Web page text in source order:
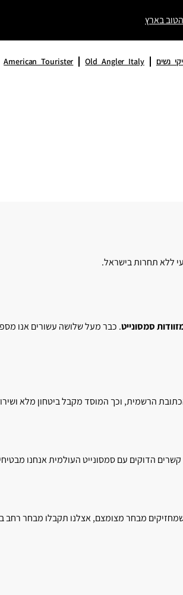
בארץ
נשים Old Angler Italy
American Tourister
סמסונייט. כבר מעל שלושה עשורים אנו
הרשמית, וכך המוסד מקבל ביטחון מלא
הדוקים עם סמסונייט העולמית אנחנו
מבחר מצומצם, אצלנו תקבלו מבחר רחב